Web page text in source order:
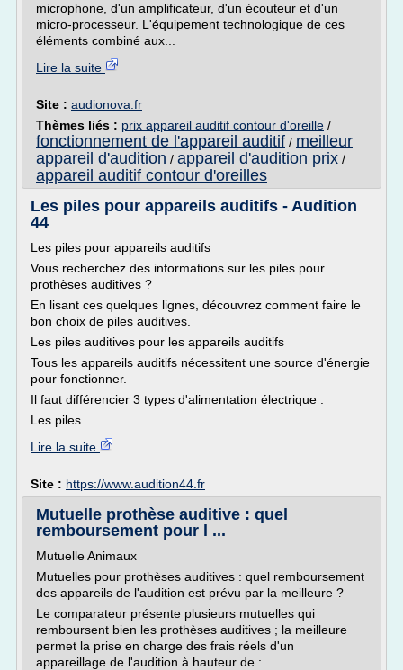
microphone, d'un amplificateur, d'un écouteur et d'un
micro-processeur. L'équipement technologique de ces
éléments combiné aux...
Lire la suite
Site : audionova.fr
Thèmes liés : prix appareil auditif contour d'oreille /
fonctionnement de l'appareil auditif / meilleur
appareil d'audition / appareil d'audition prix /
appareil auditif contour d'oreilles
Les piles pour appareils auditifs - Audition
44
Les piles pour appareils auditifs
Vous recherchez des informations sur les piles pour
prothèses auditives ?
En lisant ces quelques lignes, découvrez comment faire le
bon choix de piles auditives.
Les piles auditives pour les appareils auditifs
Tous les appareils auditifs nécessitent une source d'énergie
pour fonctionner.
Il faut différencier 3 types d'alimentation électrique :
Les piles...
Lire la suite
Site : https://www.audition44.fr
Mutuelle prothèse auditive : quel
remboursement pour l ...
Mutuelle Animaux
Mutuelles pour prothèses auditives : quel remboursement
des appareils de l'audition est prévu par la meilleure ?
Le comparateur présente plusieurs mutuelles qui
remboursent bien les prothèses auditives ; la meilleure
permet la prise en charge des frais réels d'un
appareillage de l'audition à hauteur de :